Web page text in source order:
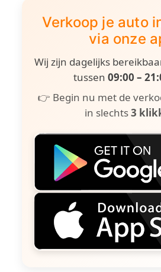
Verkoop je auto
via onze
Wij zijn dagelijks
tussen 09:00 –
👉 Begin nu met de
in slechts3